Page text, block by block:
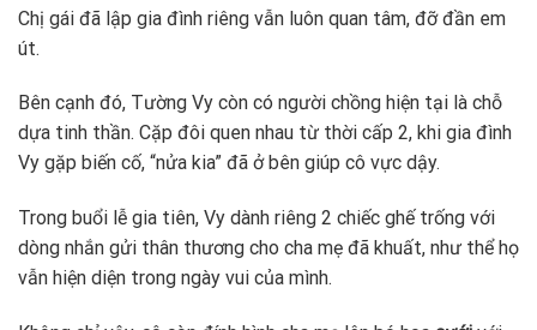
Chị gái đã lập gia đình riêng vẫn luôn quan tâm, đỡ đần em
út.
Bên cạnh đó, Tường Vy còn có người chồng hiện tại là chỗ
dựa tinh thần. Cặp đôi quen nhau từ thời cấp 2, khi gia đình
Vy gặp biến cố, “nửa kia” đã ở bên giúp cô vực dậy.
Trong buổi lễ gia tiên, Vy dành riêng 2 chiếc ghế trống với
dòng nhắn gửi thân thương cho cha mẹ đã khuất, như thể họ
vẫn hiện diện trong ngày vui của mình.